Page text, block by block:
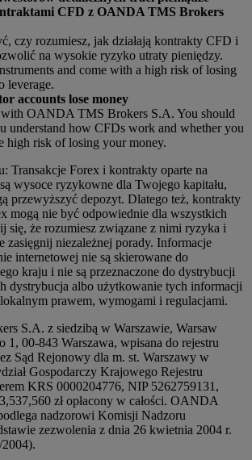
CFD z OANDA TMS Brokers
czy rozumiesz, jak działają kontrakty CFD i
na wysokie ryzyko utraty pieniędzy.
and come with a high risk of losing
leverage.
accounts lose money
OANDA TMS Brokers S.A. You should
understand how CFDs work and whether you
high risk of losing your money.
Transakcje Forex i kontrakty oparte na
wysoce ryzykowne dla Twojego kapitału,
przewyższyć depozyt. Dlatego też, kontrakty
mogą nie być odpowiednie dla wszystkich
się, że rozumiesz związane z nimi ryzyka i
zasięgnij niezależnej porady. Informacje
internetowej nie są skierowane do
kraju i nie są przeznaczone do dystrybucji
dystrybucja albo użytkowanie tych informacji
prawem, wymogami i regulacjami.
S.A. z siedzibą w Warszawie, Warsaw
1, 00-843 Warszawa, wpisana do rejestru
Sąd Rejonowy dla m. st. Warszawy w
Gospodarczy Krajowego Rejestru
KRS 0000204776, NIP 5262759131,
zł opłacony w całości. OANDA
nadzorowi Komisji Nadzoru
zezwolenia z dnia 26 kwietnia 2004 r.